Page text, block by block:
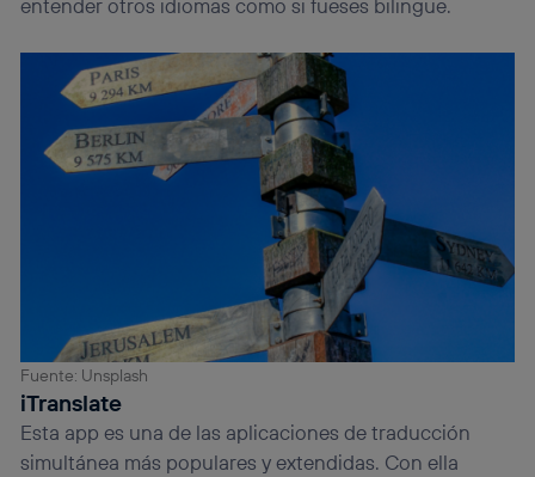
entender otros idiomas como si fueses bilingüe.
Fuente: Unsplash
iTranslate
Esta app es una de las aplicaciones de traducción
simultánea más populares y extendidas. Con ella